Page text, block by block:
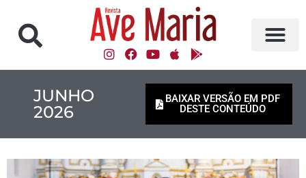
JUNHO
2026
BAIXAR VERSÃO EM PDF
DESTE CONTEÚDO